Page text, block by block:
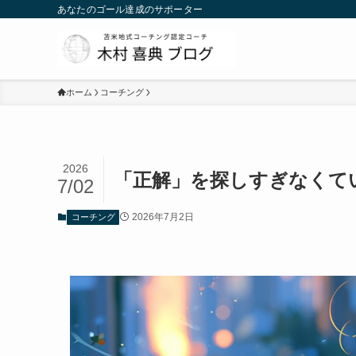
あなたのゴール達成のサポーター
ホーム コーチング
「正解」を探しすぎなくて
2026
7/02
コーチング 2026年7月2日